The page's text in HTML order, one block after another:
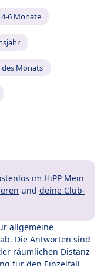
4-6 Monate
des Monats
im HiPP Mein
und deine Club-
allgemeine
Die Antworten sind
räumlichen Distanz